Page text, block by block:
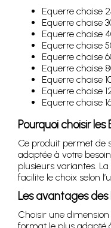
Equerre chaise
Equerre chaise
Equerre chaise
Equerre chaise
Equerre chaise
Equerre chaise
Equerre chaise
Equerre chaise
Equerre chaise
Pourquoi choisir
Ce produit permet de
adaptée à votre
plusieurs variantes.
facilite le choix selon
Les avantages des
Choisir une
format le plus adapté